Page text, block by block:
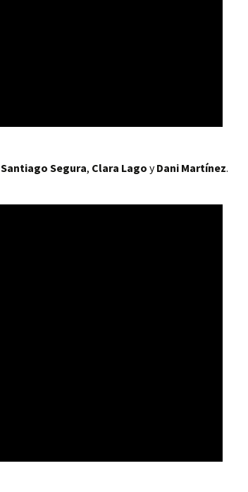
Santiago Segura, Clara Lago yDani Martínez.